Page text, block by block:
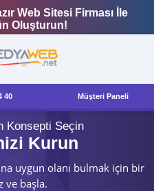
Web Sitesi Firması İle
Oluşturun!
40 Müşteri Paneli
Konsepti Seçin
Kurun
uygun olanı bulmak için bir
ve başla.